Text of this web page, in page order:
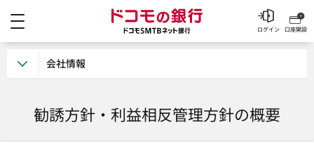
ドコモの銀行 ドコモ
口座開設
ログイン
勧誘方針・利益相反管理方針の概要
会社情報